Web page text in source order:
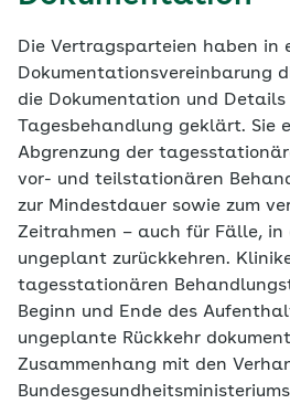
Die Vertragsparteien haben in
Dokumentationsvereinbarung
die Dokumentation und Details
Tagesbehandlung geklärt. Sie
Abgrenzung der
vor- und teilstationären
zur Mindestdauer sowie zum
Zeitrahmen – auch für Fälle, in
ungeplant zurückkehren.
tagesstationären
Beginn und Ende des
ungeplante Rückkehr
Zusammenhang mit den